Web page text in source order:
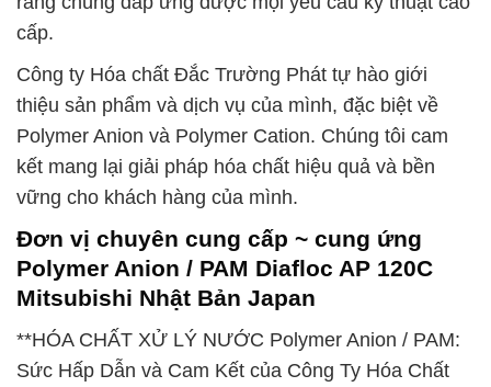
cấp.
Công ty Hóa chất Đắc Trường Phát tự hào giới
thiệu sản phẩm và dịch vụ của mình, đặc biệt về
Polymer Anion và Polymer Cation. Chúng tôi cam
kết mang lại giải pháp hóa chất hiệu quả và bền
vững cho khách hàng của mình.
Đơn vị chuyên cung cấp ~ cung ứng
Polymer Anion / PAM Diafloc AP 120C
Mitsubishi Nhật Bản Japan
**HÓA CHẤT XỬ LÝ NƯỚC Polymer Anion / PAM:
Sức Hấp Dẫn và Cam Kết của Công Ty Hóa Chất